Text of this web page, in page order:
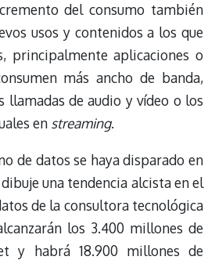
del consumo también
usos y contenidos a los que
principalmente aplicaciones o
más ancho de banda,
llamadas de audio y vídeo o los
en streaming.
de datos se haya disparado en
una tendencia alcista en el
de la consultora tecnológica
los 3.400 millones de
y habrá 18.900 millones de